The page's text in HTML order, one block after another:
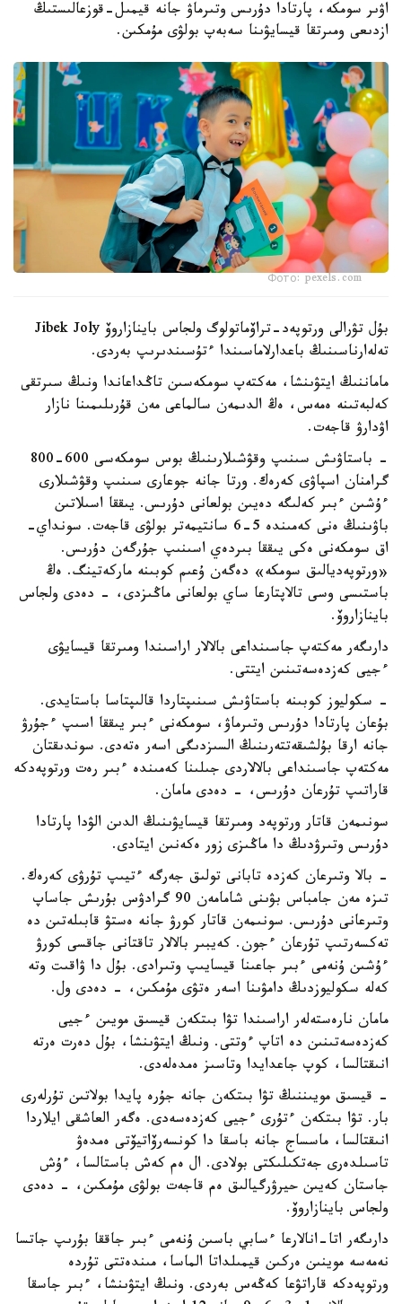
اۋىر سومكە، پارتادا دۇرىس وتىرماۋ جانە قيمىل-قوزعالىستىڭ
ازدىعى ومىرتقا قيسايۋىنا سەبەپ بولۋى مۇمكىن.
Фото: pexels.com
بۇل تۋرالى ورتوپەد-تراۆماتولوگ ولجاس باينازاروۆ Jibek Joly
تەلەارناسىنىڭ باعدارلاماسىندا ءتۇسىندىرىپ بەردى.
ماماننىڭ ايتۋىنشا، مەكتەپ سومكەسىن تاڭداعاندا ونىڭ سىرتقى
كەلبەتىنە ەمەس، ەڭ الدىمەن سالماعى مەن قۇرىلىمىنا نازار
اۋدارۋ قاجەت.
- باستاۋىش سىنىپ وقۋشىلارىنىڭ بوس سومكەسى 600-800
گرامنان اسپاۋى كەرەك. ورتا جانە جوعارى سىنىپ وقۋشىلارى
ءۇشىن ءبىر كەلىگە دەيىن بولعانى دۇرىس. يىققا اسىلاتىن
باۋىنىڭ ەنى كەمىندە 5-6 سانتيمەتر بولۋى قاجەت. سونداي-
اق سومكەنى ەكى يىققا بىردەي اسىنىپ جۇرگەن دۇرىس.
«ورتوپەديالىق سومكە» دەگەن ۇعىم كوبىنە ماركەتينگ. ەڭ
باستىسى وسى تالاپتارعا ساي بولعانى ماڭىزدى، - دەدى ولجاس
باينازاروۆ.
دارىگەر مەكتەپ جاسىنداعى بالالار اراسىندا ومىرتقا قيسايۋى
ءجيى كەزدەسەتىنىن ايتتى.
- سكوليوز كوبىنە باستاۋىش سىنىپتاردا قالىپتاسا باستايدى.
بۇعان پارتادا دۇرىس وتىرماۋ، سومكەنى ءبىر يىققا اسىپ ءجۇرۋ
جانە ارقا بۇلشىقەتتەرىنىڭ السىزدىگى اسەر ەتەدى. سوندىقتان
مەكتەپ جاسىنداعى بالالاردى جىلىنا كەمىندە ءبىر رەت ورتوپەدكە
قاراتىپ تۇرعان دۇرىس، - دەدى مامان.
سونىمەن قاتار ورتوپەد ومىرتقا قيسايۋىنىڭ الدىن الۋدا پارتادا
دۇرىس وتىرۋدىڭ دا ماڭىزى زور ەكەنىن ايتادى.
- بالا وتىرعان كەزدە تابانى تولىق جەرگە ءتيىپ تۇرۋى كەرەك.
تىزە مەن جامباس بۋىنى شامامەن 90 گرادۋس بۇرىش جاساپ
وتىرعانى دۇرىس. سونىمەن قاتار كورۋ جانە ەستۋ قابىلەتىن دە
تەكسەرتىپ تۇرعان ءجون. كەيبىر بالالار تاقتانى جاقسى كورۋ
ءۇشىن ۇنەمى ءبىر جاعىنا قيسايىپ وتىرادى. بۇل دا ۋاقىت وتە
كەلە سكوليوزدىڭ دامۋىنا اسەر ەتۋى مۇمكىن، - دەدى ول.
مامان نارەستەلەر اراسىندا تۋا بىتكەن قيسىق مويىن ءجيى
كەزدەسەتىنىن دە اتاپ ءوتتى. ونىڭ ايتۋىنشا، بۇل دەرت ەرتە
انىقتالسا، كوپ جاعدايدا وتاسىز ەمدەلەدى.
- قيسىق مويىننىڭ تۋا بىتكەن جانە جۇرە پايدا بولاتىن تۇرلەرى
بار. تۋا بىتكەن ءتۇرى ءجيى كەزدەسەدى. ەگەر العاشقى ايلاردا
انىقتالسا، ماسساج جانە باسقا دا كونسەرۆاتيۆتى ەمدەۋ
تاسىلدەرى جەتكىلىكتى بولادى. ال ەم كەش باستالسا، ءۇش
جاستان كەيىن حيرۋرگيالىق ەم قاجەت بولۋى مۇمكىن، - دەدى
ولجاس باينازاروۆ.
دارىگەر اتا-انالارعا ءسابي باسىن ۇنەمى ءبىر جاققا بۇرىپ جاتسا
نەمەسە موينىن ەركىن قيمىلداتا الماسا، مىندەتتى تۇردە
ورتوپەدكە قاراتۋعا كەڭەس بەردى. ونىڭ ايتۋىنشا، ءبىر جاسقا